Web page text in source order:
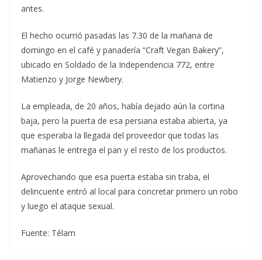
antes.
El hecho ocurrió pasadas las 7.30 de la mañana de
domingo en el café y panadería “Craft Vegan Bakery”,
ubicado en Soldado de la Independencia 772, entre
Matienzo y Jorge Newbery.
La empleada, de 20 años, había dejado aún la cortina
baja, pero la puerta de esa persiana estaba abierta, ya
que esperaba la llegada del proveedor que todas las
mañanas le entrega el pan y el resto de los productos.
Aprovechando que esa puerta estaba sin traba, el
delincuente entró al local para concretar primero un robo
y luego el ataque sexual.
Fuente: Télam